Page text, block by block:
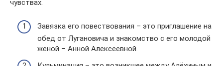
чувствах.
Завязка его повествования – это приглашение на
обед от Лугановича и знакомство с его молодой
женой – Анной Алексеевной.